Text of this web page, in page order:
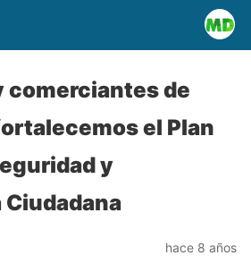
comerciantes de
el Plan
y
hace 8 años